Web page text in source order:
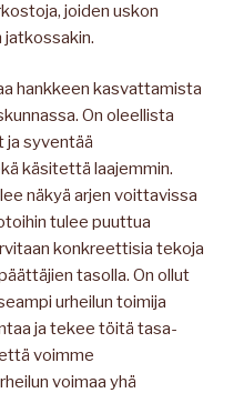
joiden uskon
hankkeen kasvattamista
On oleellista
ja syventää
käsitettä laajemmin.
näkyä arjen voittavissa
tulee puuttua
konkreettisia tekoja
tasolla. On ollut
urheilun toimija
ja tekee töitä tasa-
voimme
voimaa yhä